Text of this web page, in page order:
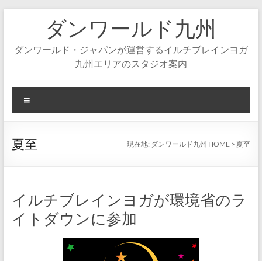
ダンワールド九州
ダンワールド・ジャパンが運営するイルチブレインヨガ
九州エリアのスタジオ案内
ニ
ー
夏至 現在地: ダンワールド九州 HOME > 夏至
イルチブレインヨガが環境省のラ
イトダウンに参加